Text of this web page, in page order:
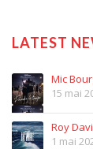
LATEST
Mic
15 mai
Roy
1 mai